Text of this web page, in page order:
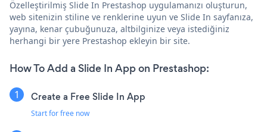
Özelleştirilmiş Slide In Prestashop uygulamanızı oluşturun,
web sitenizin stiline ve renklerine uyun ve Slide In sayfanıza,
yayına, kenar çubuğunuza, altbilginize veya istediğiniz
herhangi bir yere Prestashop ekleyin bir site.
How To Add a Slide In App on Prestashop:
Create a Free Slide In App
Start for free now